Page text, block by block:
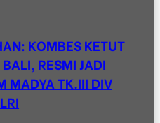
KOMBES KETUT
RESMI JADI
MADYA TK.III DIV